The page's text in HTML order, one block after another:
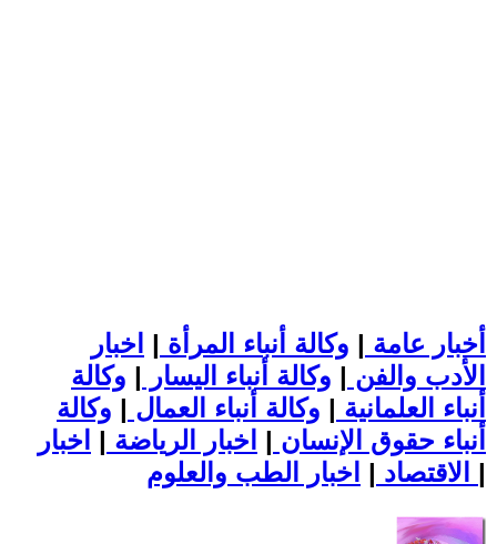
أخبار عامة | وكالة أنباء المرأة | اخبار
الأدب والفن | وكالة أنباء اليسار | وكالة
أنباء العلمانية | وكالة أنباء العمال | وكالة
أنباء حقوق الإنسان | اخبار الرياضة | اخبار
الاقتصاد | |